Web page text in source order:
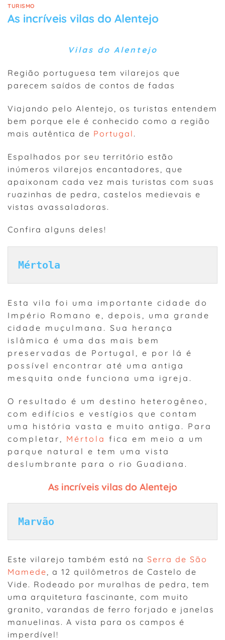
TURISMO
As incríveis vilas do Alentejo
Vilas do Alentejo
Região portuguesa tem vilarejos que
parecem saídos de contos de fadas
Viajando pelo Alentejo, os turistas entendem
bem porque ele é conhecido como a região
mais autêntica de Portugal .
Espalhados por seu território estão
inúmeros vilarejos encantadores, que
apaixonam cada vez mais turistas com suas
ruazinhas de pedra, castelos medievais e
vistas avassaladoras.
Confira alguns deles!
Mértola
Esta vila foi uma importante cidade do
Império Romano e, depois, uma grande
cidade muçulmana. Sua herança
islâmica é uma das mais bem
preservadas de Portugal, e por lá é
possível encontrar até uma antiga
mesquita onde funciona uma igreja.
O resultado é um destino heterogêneo,
com edifícios e vestígios que contam
uma história vasta e muito antiga. Para
completar, Mértola fica em meio a um
parque natural e tem uma vista
deslumbrante para o rio Guadiana.
As incríveis vilas do Alentejo
Marvão
Este vilarejo também está na Serra de São
Mamede , a 12 quilômetros de Castelo de
Vide. Rodeado por muralhas de pedra, tem
uma arquitetura fascinante, com muito
granito, varandas de ferro forjado e janelas
manuelinas. A vista para os campos é
imperdível!